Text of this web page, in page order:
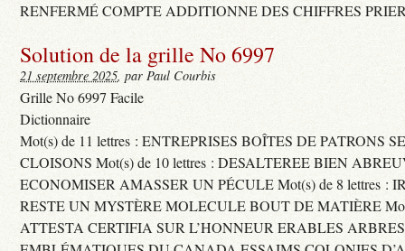
RENFERMÉ COMPTE ADDITIONNE DES CHIFFRES
Solution de la grille No 6997
21 septembre 2025, par Paul Courbis
Grille No 6997 Facile
Dictionnaire
Mot(s) de 11 lettres : ENTREPRISES BOÎTES DE PATRONS
CLOISONS Mot(s) de 10 lettres : DESALTEREE BIEN
ECONOMISER AMASSER UN PÉCULE Mot(s) de 8 lettres :
RESTE UN MYSTÈRE MOLECULE BOUT DE MATIÈRE
ATTESTA CERTIFIA SUR L’HONNEUR ERABLES ARBRES